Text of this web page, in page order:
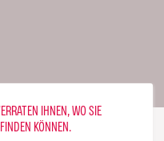
IHNEN, WO SIE
KÖNNEN.